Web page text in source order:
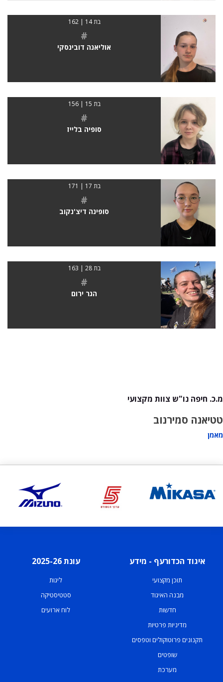
בת 14 | 162
#
אוליאנה דובינסקי
בת 15 | 156
#
סופיה בלייז
בת 17 | 171
#
סופינה דיצ'נקוב
בת 28 | 163
#
הגר ירום
מ.כ. חיפה נו"ש צוות מקצועי
טטיאנה סמירנוב
מאמן
איגוד הכדורעף - מידע
תוכן מקצועי
מבנה האיגוד
חדשות
מדיניות פרטיות
תקנונים פרוטוקולים וטפסים
שופטים
מערכת
עונת 2025-26
ליגות
סטטיסטיקה
לוח ארועים